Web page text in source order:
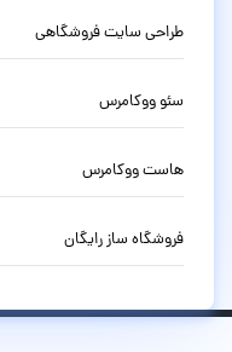
طراحی سایت فروشگاهی
سئو ووکامرس
هاست ووکامرس
فروشگاه ساز رایگان